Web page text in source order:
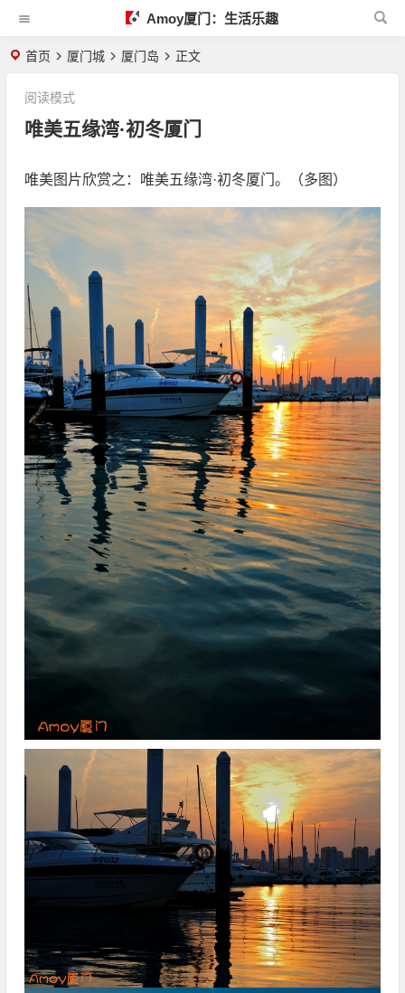
Amoy厦门：生活乐趣
首页 厦门城 厦门岛 正文
唯美五缘湾·初冬厦门
阅读模式
唯美图片欣赏之：唯美五缘湾·初冬厦门。（多图）